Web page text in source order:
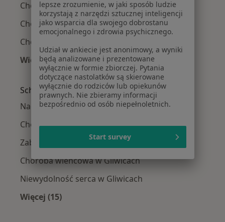
Choroby narządów płciowych w Sosnowcu
Choroby narządów płciowych w Zabrzu
Choroby narządów płciowych w Będzinie
Więcej (14)
Więcej w kategorii: W pobliżu Gliwic
Schorzenia w Gliwicach
Nadciśnienie tętnicze w Gliwicach
Choroby serca w Gliwicach
Zaburzenia rytmu serca w Gliwicach
Choroba wieńcowa w Gliwicach
Niewydolność serca w Gliwicach
Więcej (15)
lepsze zrozumienie, w jaki sposób ludzie
korzystają z narzędzi sztucznej inteligencji
jako wsparcia dla swojego dobrostanu
emocjonalnego i zdrowia psychicznego.
Udział w ankiecie jest anonimowy, a wyniki
będą analizowane i prezentowane
wyłącznie w formie zbiorczej. Pytania
dotyczące nastolatków są skierowane
wyłącznie do rodziców lub opiekunów
prawnych. Nie zbieramy informacji
bezpośrednio od osób niepełnoletnich.
Start survey